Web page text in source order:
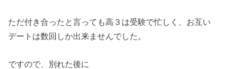
ただ付き合ったと言っても高３は受験で忙しく、お互い
デートは数回しか出来ませんでした。
ですので、別れた後に